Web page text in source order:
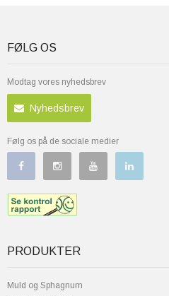
FØLG OS
Modtag vores nyhedsbrev
Nyhedsbrev
Følg os på de sociale medier
PRODUKTER
Muld og Sphagnum